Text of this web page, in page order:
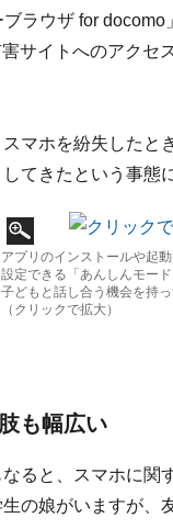
ラウザ for
サイトへのアクセ
スマホを紛失した
てきたという事態
アプリのインストールや起
設定できる「あんしんモー
子どもと話し合う機会を持
（クリックで拡大）
も幅広い
ると、スマホに
の娘がいますが、